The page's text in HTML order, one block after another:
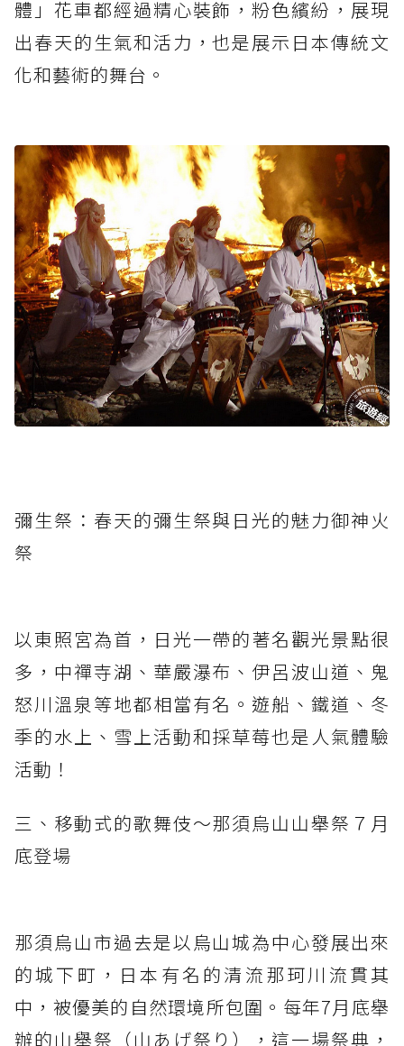
體」花車都經過精心裝飾，粉色繽紛，展現
出春天的生氣和活力，也是展示日本傳統文
化和藝術的舞台。
彌生祭：春天的彌生祭與日光的魅力御神火
祭
以東照宮為首，日光一帶的著名觀光景點很
多，中禪寺湖、華嚴瀑布、伊呂波山道、鬼
怒川溫泉等地都相當有名。遊船、鐵道、冬
季的水上、雪上活動和採草莓也是人氣體驗
活動！
三、移動式的歌舞伎～那須烏山山舉祭７月
底登場
那須烏山市過去是以烏山城為中心發展出來
的城下町，日本有名的清流那珂川流貫其
中，被優美的自然環境所包圍。每年7月底舉
辦的山舉祭（山あげ祭り），這一場祭典，